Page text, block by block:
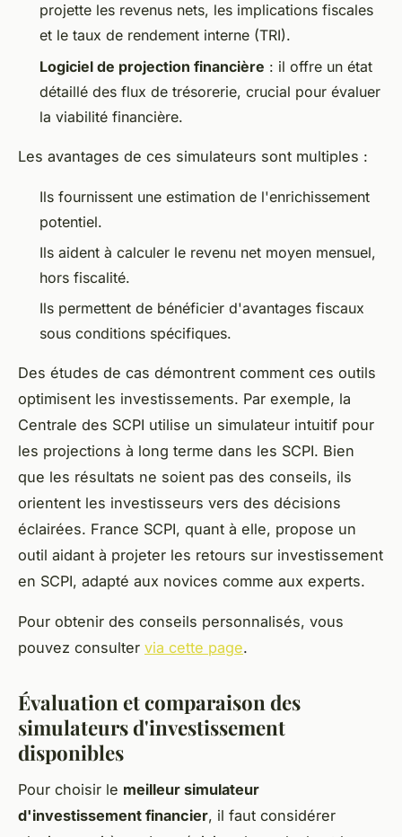
projette les revenus nets, les implications fiscales
et le taux de rendement interne (TRI).
Logiciel de projection financière : il offre un état
détaillé des flux de trésorerie, crucial pour évaluer
la viabilité financière.
Les avantages de ces simulateurs sont multiples :
Ils fournissent une estimation de l'enrichissement
potentiel.
Ils aident à calculer le revenu net moyen mensuel,
hors fiscalité.
Ils permettent de bénéficier d'avantages fiscaux
sous conditions spécifiques.
Des études de cas démontrent comment ces outils
optimisent les investissements. Par exemple, la
Centrale des SCPI utilise un simulateur intuitif pour
les projections à long terme dans les SCPI. Bien
que les résultats ne soient pas des conseils, ils
orientent les investisseurs vers des décisions
éclairées. France SCPI, quant à elle, propose un
outil aidant à projeter les retours sur investissement
en SCPI, adapté aux novices comme aux experts.
Pour obtenir des conseils personnalisés, vous
pouvez consulter via cette page.
Évaluation et comparaison des
simulateurs d'investissement
disponibles
Pour choisir le meilleur simulateur
d'investissement financier, il faut considérer